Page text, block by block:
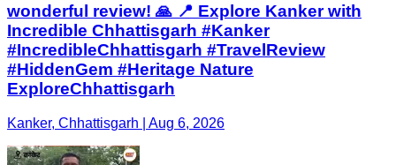
wonderful review! 🙏 📍 Explore Kanker with
Incredible Chhattisgarh #Kanker
#IncredibleChhattisgarh #TravelReview
#HiddenGem #Heritage Nature
ExploreChhattisgarh
Kanker, Chhattisgarh | Aug 6, 2026